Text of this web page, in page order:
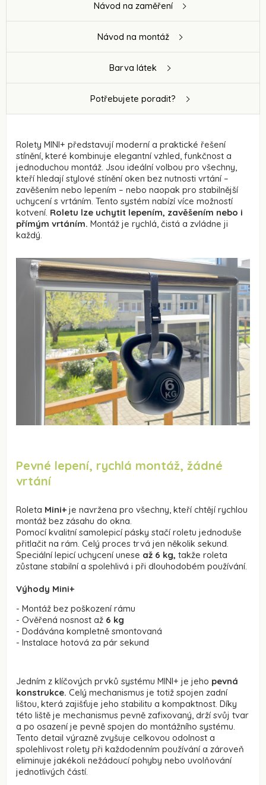
Návod na zaměření
Návod na montáž
Barva látek
Potřebujete poradit?
Rolety MINI+ představují moderní a praktické řešení
stínění, které kombinuje elegantní vzhled, funkčnost a
jednoduchou montáž. Jsou ideální volbou pro všechny,
kteří hledají stylové stínění oken bez nutnosti vrtání –
zavěšením nebo lepením – nebo naopak pro stabilnější
uchycení s vrtáním. Tento systém nabízí více možností
kotvení. Roletu lze uchytit lepením, zavěšením nebo i
přímým vrtáním. Montáž je rychlá, čistá a zvládne ji
každý.
Pevné lepení, rychlá montáž, žádné
vrtání
Roleta Mini+je navržena pro všechny, kteří chtějí rychlou
montáž bez zásahu do okna.
Pomocí kvalitní samolepicí pásky stačí roletu jednoduše
přitlačit na rám. Celý proces trvá jen několik sekund.
Speciální lepicí uchycení unese až 6 kg, takže roleta
zůstane stabilní a spolehlivá i při dlouhodobém používání.
Výhody Mini+
- Montáž bez poškození rámu
- Ověřená nosnost až 6 kg
- Dodávána kompletně smontovaná
- Instalace hotová za pár sekund
Jedním z klíčových prvků systému MINI+ je jeho pevná
konstrukce. Celý mechanismus je totiž spojen zadní
lištou, která zajišťuje jeho stabilitu a kompaktnost. Díky
této liště je mechanismus pevně zafixovaný, drží svůj tvar
a po osazení je pevně spojen do montážního systému.
Tento detail výrazně zvyšuje celkovou odolnost a
spolehlivost rolety při každodenním používání a zároveň
eliminuje jakékoli nežádoucí pohyby nebo uvolňování
jednotlivých částí.